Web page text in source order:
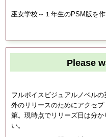
巫女学校～１年生のPSM版を
Please
フルボイスビジュアルノベル
外のリリースのためにアクセ
第。現時点でリリーズ日は分
い。